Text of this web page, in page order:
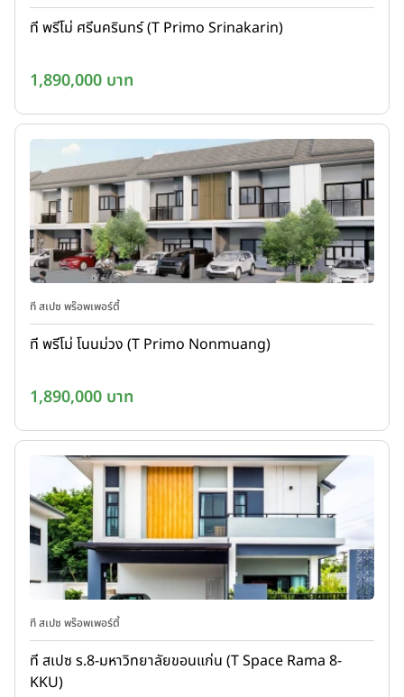
ที พรีโม่ ศรีนครินทร์ (T Primo Srinakarin)
1,890,000 บาท
ที สเปซ พร๊อพเพอร์ตี้
ที พรีโม่ โนนม่วง (T Primo Nonmuang)
1,890,000 บาท
ที สเปซ พร๊อพเพอร์ตี้
ที สเปซ ร.8-มหาวิทยาลัยขอนแก่น (T Space Rama 8-
KKU)